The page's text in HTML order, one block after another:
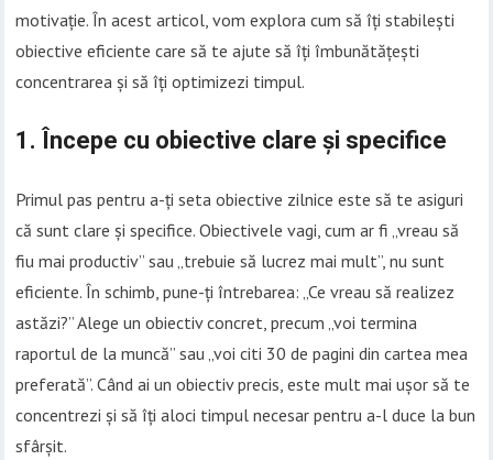
motivație. În acest articol, vom explora cum să îți stabilești
obiective eficiente care să te ajute să îți îmbunătățești
concentrarea și să îți optimizezi timpul.
1. Începe cu obiective clare și specifice
Primul pas pentru a-ți seta obiective zilnice este să te asiguri
că sunt clare și specifice. Obiectivele vagi, cum ar fi „vreau să
fiu mai productiv” sau „trebuie să lucrez mai mult”, nu sunt
eficiente. În schimb, pune-ți întrebarea: „Ce vreau să realizez
astăzi?” Alege un obiectiv concret, precum „voi termina
raportul de la muncă” sau „voi citi 30 de pagini din cartea mea
preferată”. Când ai un obiectiv precis, este mult mai ușor să te
concentrezi și să îți aloci timpul necesar pentru a-l duce la bun
sfârșit.